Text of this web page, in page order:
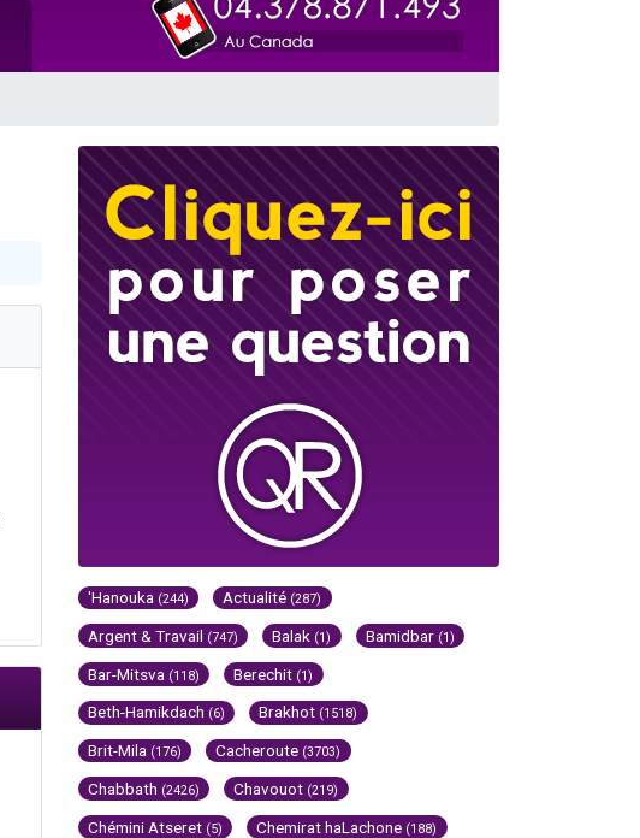
'Hanouka (244) Actualité (287)
Argent & Travail (747) Balak (1) Bamidbar (1)
Bar-Mitsva (118) Berechit (1)
Beth-Hamikdach (6) Brakhot (1518)
Brit-Mila (176) Cacheroute (3703)
Chabbath (2426) Chavouot (219)
Chémini Atseret (5) Chemirat haLachone (188)